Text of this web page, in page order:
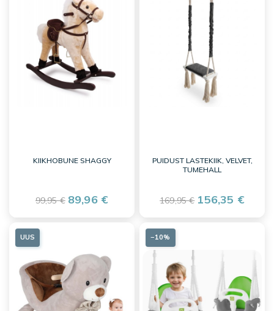
KIIKHOBUNE SHAGGY
99,95 € 89,96 €
PUIDUST LASTEKIIK, VELVET,
TUMEHALL
169,95 € 156,35 €
UUS −10%